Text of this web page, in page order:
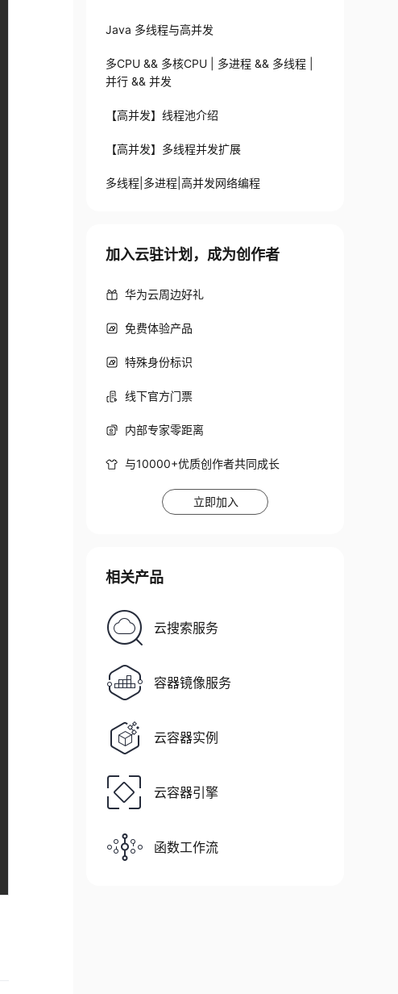
Java 多线程与高并发
多CPU && 多核CPU | 多进程 && 多线程 |
并行 && 并发
【高并发】线程池介绍
【高并发】多线程并发扩展
多线程|多进程|高并发网络编程
加入云驻计划，成为创作者
华为云周边好礼
免费体验产品
特殊身份标识
线下官方门票
内部专家零距离
与10000+优质创作者共同成长
立即加入
相关产品
云搜索服务
容器镜像服务
云容器实例
云容器引擎
函数工作流